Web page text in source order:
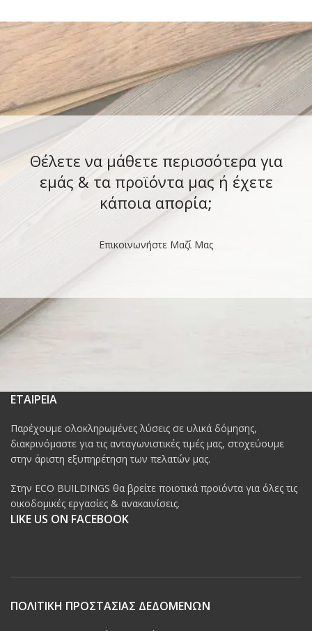
Θέλετε να μάθετε περισσότερα για
εμάς & τα προϊόντα μας ή έχετε
κάποια απορία;
Επικοινωνήστε Μαζί Μας
ΕΤΑΙΡΕΙΑ
Παρέχουμε ολοκληρωμένες λύσεις σε υλικά δόμησης,
διακρινόμαστε για τις ανταγωνιστικές τιμές μας, στοχεύουμε
στην άριστη εξυπηρέτηση των πελατών μας.
Στην ECO BUILDINGS θα βρείτε ποιοτικά προϊόντα για όλες τις
οικοδομικές εργασίες & ανακαινίσεις.
LIKE US ON FACEBOOK
ΠΟΛΙΤΙΚΗ ΠΡΟΣΤΑΣΙΑΣ ΔΕΔΟΜΕΝΩΝ